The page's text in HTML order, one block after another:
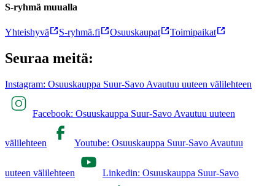
S-ryhmä muualla
Yhteishyvä S-ryhmä.fi Osuuskaupat Toimipaikat
Seuraa meitä:
Instagram: Osuuskauppa Suur-Savo Avautuu uuteen välilehteen
Facebook: Osuuskauppa Suur-Savo Avautuu uuteen
välilehteen Youtube: Osuuskauppa Suur-Savo Avautuu
uuteen välilehteen Linkedin: Osuuskauppa Suur-Savo